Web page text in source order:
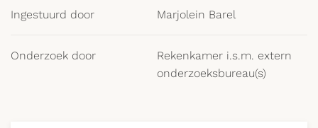
Ingestuurd door Marjolein Barel
Onderzoek door
Rekenkamer i.s.m. extern
onderzoeksbureau(s)